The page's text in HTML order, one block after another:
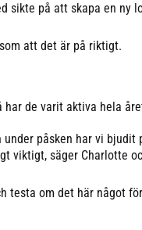
sikte på att skapa en ny
att det är på riktigt.
de varit aktiva hela
påsken har vi bjudit
viktigt, säger Charlotte
om det här något